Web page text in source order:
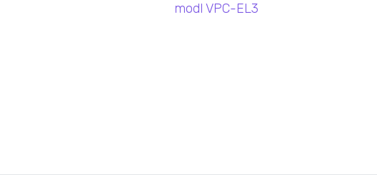
modl VPC-EL3